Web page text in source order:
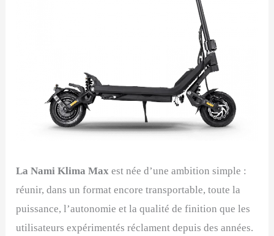
La Nami Klima Max est née d’une ambition simple :
réunir, dans un format encore transportable, toute la
puissance, l’autonomie et la qualité de finition que les
utilisateurs expérimentés réclament depuis des années.